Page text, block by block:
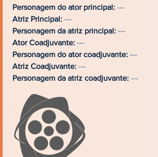
Personagem do ator principal: ---
Atriz Principal: ---
Personagem da atriz principal: ---
Ator Coadjuvante: ---
Personagem do ator coadjuvante: ---
Atriz Coadjuvante: ---
Personagem da atriz coadjuvante: ---